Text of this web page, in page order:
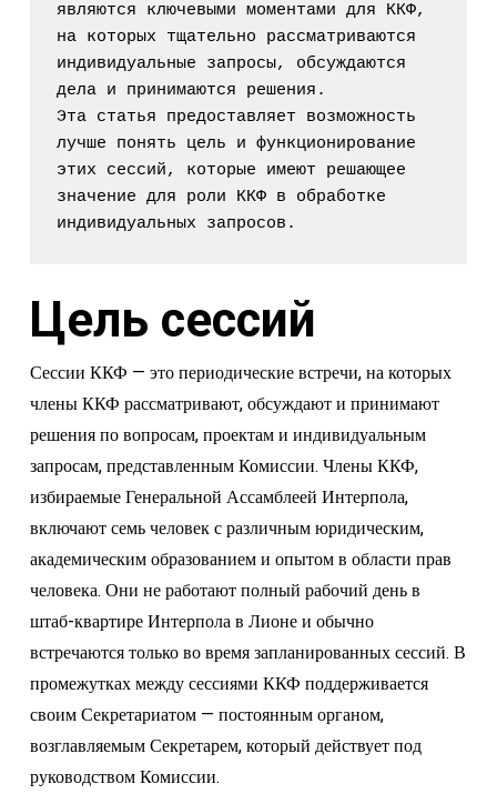
являются ключевыми моментами для ККФ,
на которых тщательно рассматриваются
индивидуальные запросы, обсуждаются
дела и принимаются решения.
Эта статья предоставляет возможность
лучше понять цель и функционирование
этих сессий, которые имеют решающее
значение для роли ККФ в обработке
индивидуальных запросов.
Цель сессий
Сессии ККФ — это периодические встречи, на которых
члены ККФ рассматривают, обсуждают и принимают
решения по вопросам, проектам и индивидуальным
запросам, представленным Комиссии. Члены ККФ,
избираемые Генеральной Ассамблеей Интерпола,
включают семь человек с различным юридическим,
академическим образованием и опытом в области прав
человека. Они не работают полный рабочий день в
штаб-квартире Интерпола в Лионе и обычно
встречаются только во время запланированных сессий. В
промежутках между сессиями ККФ поддерживается
своим Секретариатом — постоянным органом,
возглавляемым Секретарем, который действует под
руководством Комиссии.